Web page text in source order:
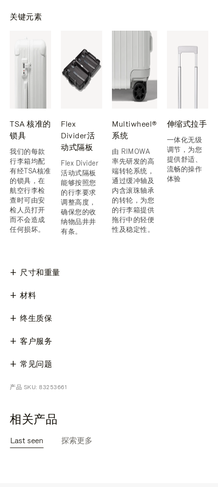
关键元素
TSA 核准的
锁具
我们的每款
行李箱均配
有经TSA核准
的锁具，在
航空行李检
查时可由安
检人员打开
而不会造成
任何损坏。
Flex
Divider活
动式隔板
Flex Divider
活动式隔板
能够按照您
的行李要求
调整高度，
确保您的收
纳物品井井
有条。
Multiwheel®
系统
由 RIMOWA
率先研发的高
端转轮系统，
通过缓冲轴及
内含滚珠轴承
的转轮，为您
的行李箱提供
拖行中的轻便
性及稳定性。
伸缩式拉手
一体化无级
调节，为您
提供舒适、
流畅的操作
体验
尺寸和重量
材料
终生质保
客户服务
常见问题
产品 SKU: 83253661
相关产品
Last seen 探索更多